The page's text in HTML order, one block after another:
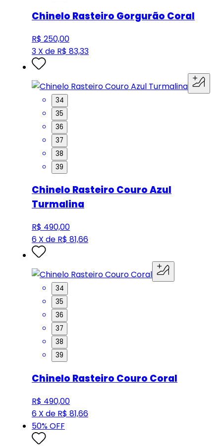
Chinelo Rasteiro Gorgurão Coral
R$ 250,00
3 X de R$ 83,33
34
35
36
37
38
39
Chinelo Rasteiro Couro Azul
Turmalina
R$ 490,00
6 X de R$ 81,66
34
35
36
37
38
39
Chinelo Rasteiro Couro Coral
R$ 490,00
6 X de R$ 81,66
50% OFF